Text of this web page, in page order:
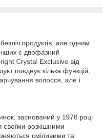
продуктів, але одним
є двофазний
Crystal Exclusive від
поєднує кілька функцій,
волосся, але і
заснований у 1978 році
своїми розкішними
сміливими та